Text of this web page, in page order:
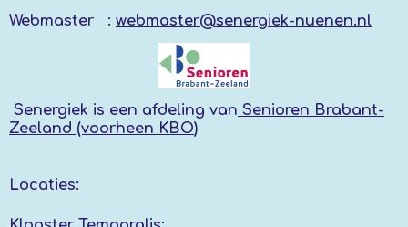
Webmaster : webmaster@senergiek-nuenen.nl
Senergiek is een afdeling van Senioren Brabant-
Zeeland (voorheen KBO)
Locaties: